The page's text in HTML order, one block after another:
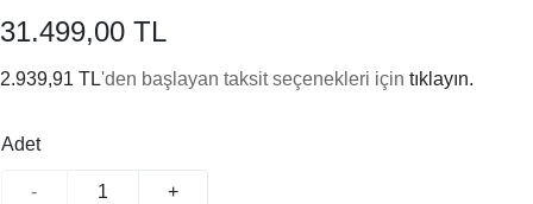
31.499,00 TL
2.939,91 TL'den başlayan taksit seçenekleri için tıklayın.
Adet
- +